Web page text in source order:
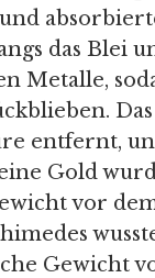
das Blei
Metalle,
entfernt,
Gold
vor
Gewicht